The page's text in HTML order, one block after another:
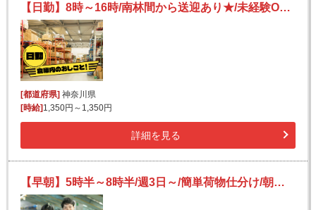
【日勤】8時～16時/南林間から送迎あり★/未経験OK！/残業ほぼナシ◎/洗剤・飲料の仕分け等
[都道府県] 神奈川県
[時給] 1,350円～1,350円
詳細を見る
【早朝】5時半～8時半/週3日～/簡単荷物仕分け/朝活・短時間/日払い可(規定有)/副業歓迎